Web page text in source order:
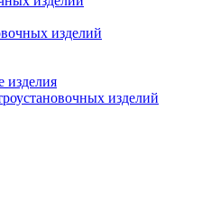
изделий
изделия
изделий